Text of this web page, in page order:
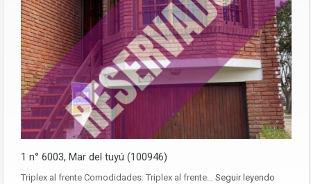
1 n° 6003, Mar del tuyú (100946)
Triplex al frente Comodidades: Triplex al frente… Seguir leyendo